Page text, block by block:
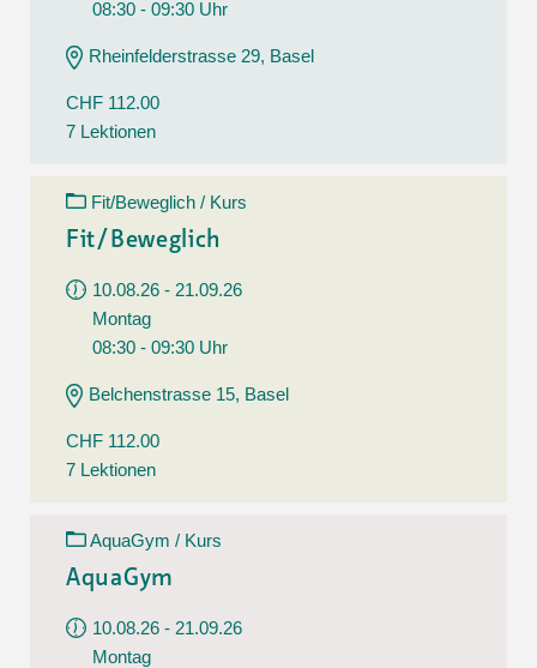
08:30 - 09:30 Uhr
Rheinfelderstrasse 29, Basel
CHF 112.00
7 Lektionen
Fit/Beweglich / Kurs
Fit/Beweglich
10.08.26 - 21.09.26
Montag
08:30 - 09:30 Uhr
Belchenstrasse 15, Basel
CHF 112.00
7 Lektionen
AquaGym / Kurs
AquaGym
10.08.26 - 21.09.26
Montag